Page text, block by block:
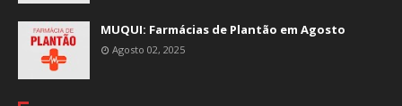
MUQUI: Farmácias de Plantão em Agosto
Agosto 02, 2025